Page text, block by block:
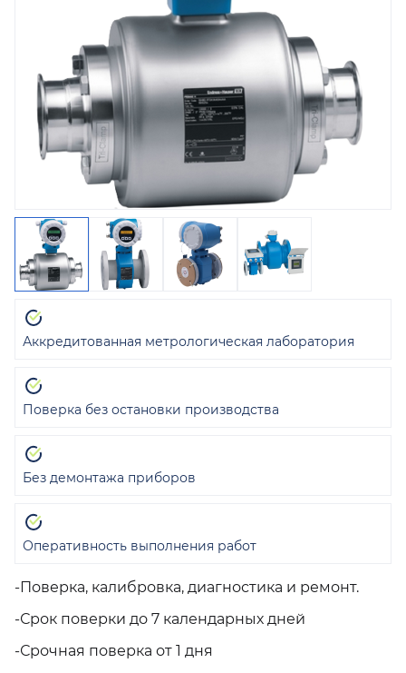
-Поверка, калибровка, диагностика и ремонт.
-Срок поверки до 7 календарных дней
-Срочная поверка от 1 дня
Аккредитованная метрологическая лаборатория
Поверка без остановки производства
Без демонтажа приборов
Оперативность выполнения работ